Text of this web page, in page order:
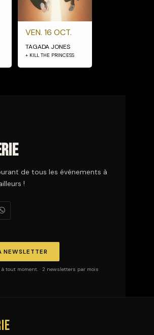
VEN. 16 OCT.
TAGADA JONES
+ KILL THE PRINCESS
de tous les événements à
!
NEWSLETTER
tout moment. · 2 newsletters par mois